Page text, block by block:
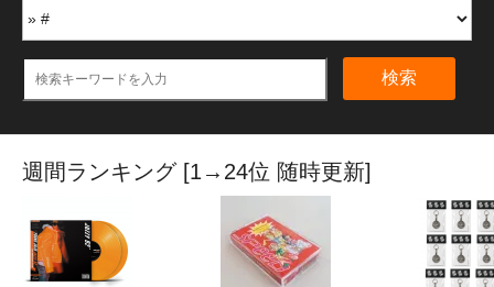
検索
週間ランキング [1→24位 随時更新]